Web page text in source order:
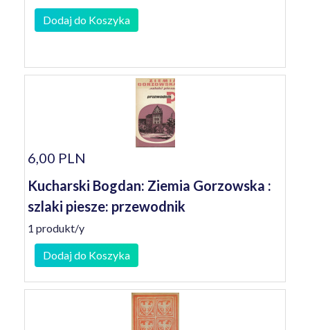
Dodaj do Koszyka
6,00 PLN
Kucharski Bogdan: Ziemia Gorzowska :
szlaki piesze: przewodnik
1 produkt/y
Dodaj do Koszyka